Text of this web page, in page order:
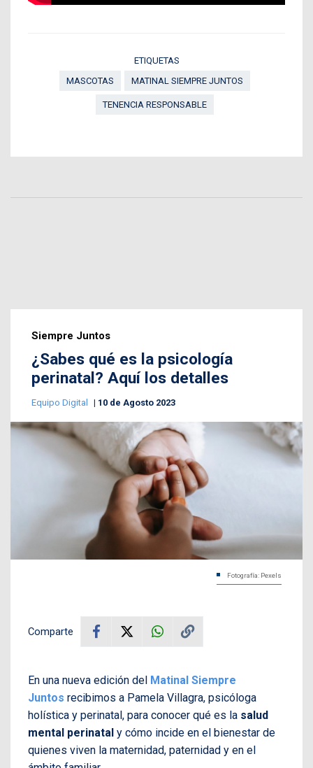
ETIQUETAS
MASCOTAS
MATINAL SIEMPRE JUNTOS
TENENCIA RESPONSABLE
Siempre Juntos
¿Sabes qué es la psicología
perinatal? Aquí los detalles
Equipo Digital 10 de Agosto 2023
Fotografía: Pexels
Comparte
En una nueva edición del Matinal Siempre
Juntos recibimos a Pamela Villagra, psicóloga
holística y perinatal, para conocer qué es la salud
mental perinatal y cómo incide en el bienestar de
quienes viven la maternidad, paternidad y en el